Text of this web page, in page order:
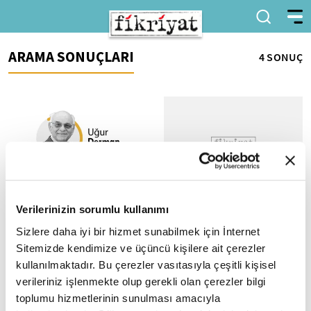
Verilerinizin sorumlu kullanımı
Sizlere daha iyi bir hizmet sunabilmek için İnternet
Sitemizde kendimize ve üçüncü kişilere ait çerezler
kullanılmaktadır. Bu çerezler vasıtasıyla çeşitli kişisel
verileriniz işlenmekte olup gerekli olan çerezler bilgi
toplumu hizmetlerinin sunulması amacıyla
ARAMA SONUÇLARI 4 SONUÇ
Fuad Şemsi İnan-5
bölümü geçen hafta
neşredilmiştir) FUAD ŞEMSİ
İNAN - 4 Fuad Bey'in hakîkî
Hikaye Armağanı, Barlas
Özarıkça'ya verildi
Darüşşafaka Cemiyeti ve
Türkiye İş Bankası Kültür
Yayınları işbirliğiyle bu yıl 70.
kez düzenlen Sait Faik
Abasıyanık...